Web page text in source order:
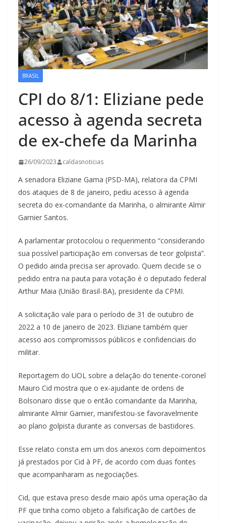
BRASIL
CPI do 8/1: Eliziane pede
acesso à agenda secreta
de ex-chefe da Marinha
26/09/2023 caldasnoticias
A senadora Eliziane Gama (PSD-MA), relatora da CPMI
dos ataques de 8 de janeiro, pediu acesso à agenda
secreta do ex-comandante da Marinha, o almirante Almir
Garnier Santos.
A parlamentar protocolou o requerimento “considerando
sua possível participação em conversas de teor golpista”.
O pedido ainda precisa ser aprovado. Quem decide se o
pedido entra na pauta para votação é o deputado federal
Arthur Maia (União Brasil-BA), presidente da CPMI.
A solicitação vale para o período de 31 de outubro de
2022 a 10 de janeiro de 2023. Eliziane também quer
acesso aos compromissos públicos e confidenciais do
militar.
Reportagem do UOL sobre a delação do tenente-coronel
Mauro Cid mostra que o ex-ajudante de ordens de
Bolsonaro disse que o então comandante da Marinha,
almirante Almir Garnier, manifestou-se favoravelmente
ao plano golpista durante as conversas de bastidores.
Esse relato consta em um dos anexos com depoimentos
já prestados por Cid à PF, de acordo com duas fontes
que acompanharam as negociações.
Cid, que estava preso desde maio após uma operação da
PF que tinha como objeto a falsificação de cartões de